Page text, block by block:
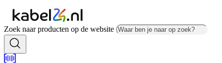
Zoek naar producten op de website